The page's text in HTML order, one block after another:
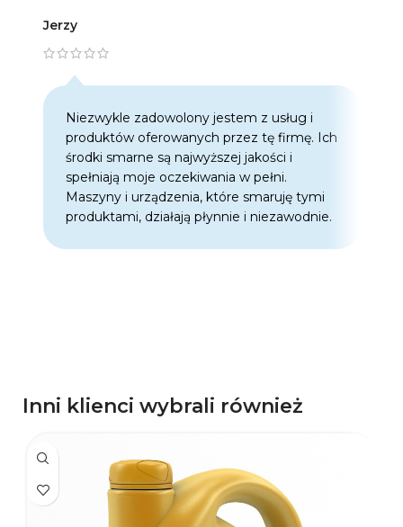
Jerzy
Niezwykle zadowolony jestem z usług i
produktów oferowanych przez tę firmę. Ich
środki smarne są najwyższej jakości i
spełniają moje oczekiwania w pełni.
Maszyny i urządzenia, które smaruję tymi
produktami, działają płynnie i niezawodnie.
Inni klienci wybrali również